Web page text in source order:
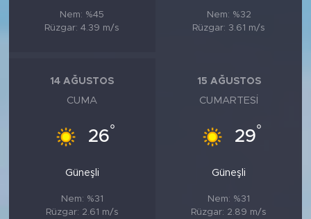
Nem: %45
Rüzgar: 4.39 m/s
Nem: %32
Rüzgar: 3.61 m/s
14 AĞUSTOS
CUMA
26°
Güneşli
Nem: %31
Rüzgar: 2.61 m/s
15 AĞUSTOS
CUMARTESI
29°
Güneşli
Nem: %31
Rüzgar: 2.89 m/s